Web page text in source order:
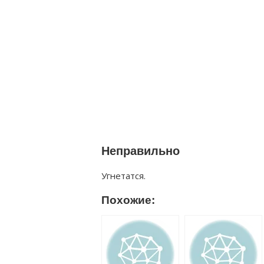
Неправильно
Угнетатся.
Похожие: